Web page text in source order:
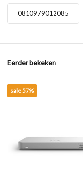
0810979012085
Eerder bekeken
sale 57%